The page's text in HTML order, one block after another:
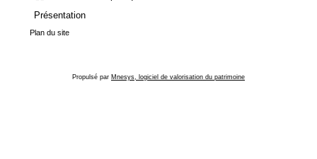
Présentation
Plan du site
Propulsé par Mnesys, logiciel de valorisation du patrimoine